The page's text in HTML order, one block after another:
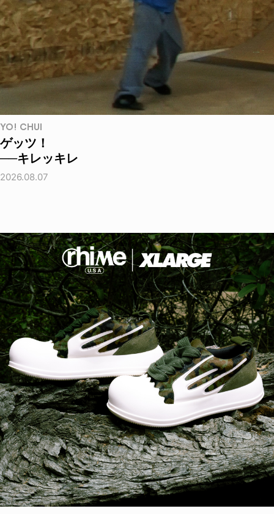
YO! CHUI
ゲッツ！
──キレッキレ
2026.08.07